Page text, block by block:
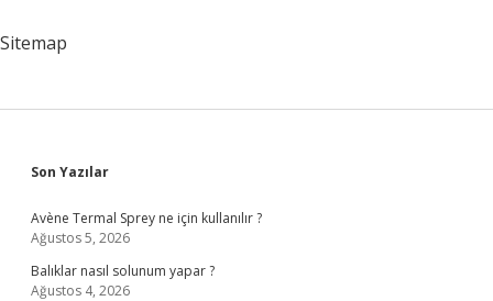
Sitemap
Sidebar
Son Yazılar
Avène Termal Sprey ne için kullanılır ?
Ağustos 5, 2026
Balıklar nasıl solunum yapar ?
Ağustos 4, 2026